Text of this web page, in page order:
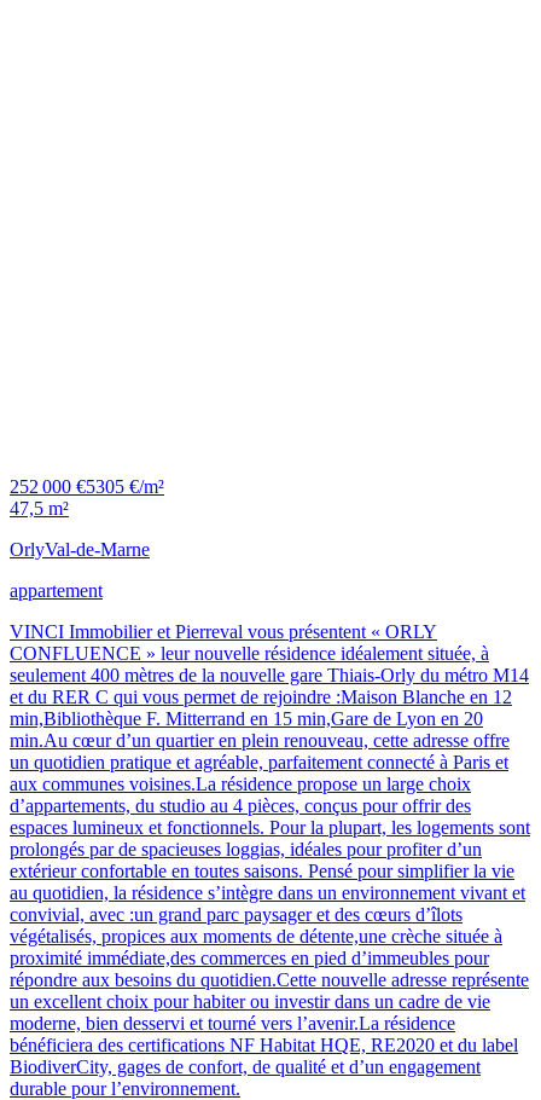
252 000 €5305 €/m²
47,5 m²
OrlyVal-de-Marne
appartement
VINCI Immobilier et Pierreval vous présentent « ORLY
CONFLUENCE » leur nouvelle résidence idéalement située, à
seulement 400 mètres de la nouvelle gare Thiais-Orly du métro M14
et du RER C qui vous permet de rejoindre :Maison Blanche en 12
min,Bibliothèque F. Mitterrand en 15 min,Gare de Lyon en 20
min.Au cœur d’un quartier en plein renouveau, cette adresse offre
un quotidien pratique et agréable, parfaitement connecté à Paris et
aux communes voisines.La résidence propose un large choix
d’appartements, du studio au 4 pièces, conçus pour offrir des
espaces lumineux et fonctionnels. Pour la plupart, les logements sont
prolongés par de spacieuses loggias, idéales pour profiter d’un
extérieur confortable en toutes saisons. Pensé pour simplifier la vie
au quotidien, la résidence s’intègre dans un environnement vivant et
convivial, avec :un grand parc paysager et des cœurs d’îlots
végétalisés, propices aux moments de détente,une crèche située à
proximité immédiate,des commerces en pied d’immeubles pour
répondre aux besoins du quotidien.Cette nouvelle adresse représente
un excellent choix pour habiter ou investir dans un cadre de vie
moderne, bien desservi et tourné vers l’avenir.La résidence
bénéficiera des certifications NF Habitat HQE, RE2020 et du label
BiodiverCity, gages de confort, de qualité et d’un engagement
durable pour l’environnement.